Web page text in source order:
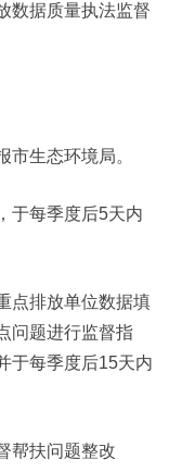
数据质量执法监督
生态环境局。
于每季度后5天内
点排放单位数据填
问题进行监督指
于每季度后15天内
帮扶问题整改